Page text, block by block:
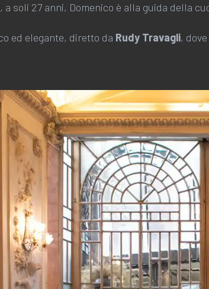
a soli 27 anni, Domenico è alla guida della
ed elegante, diretto da Rudy Travagli,